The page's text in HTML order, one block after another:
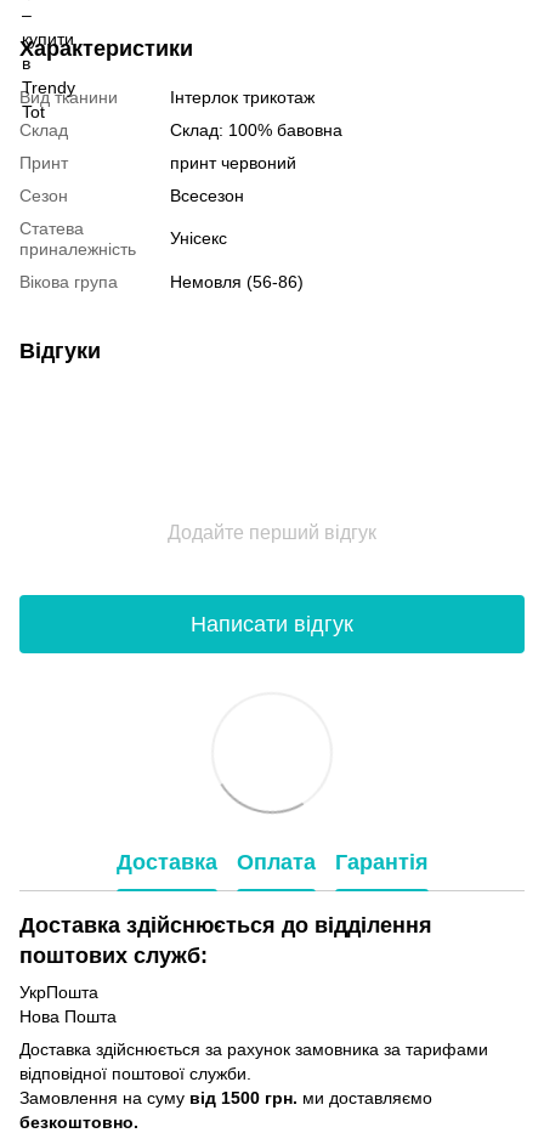
Характеристики
Вид тканини
Інтерлок трикотаж
Склад
Склад: 100% бавовна
Принт
принт червоний
Сезон
Всесезон
Статева
приналежність
Унісекс
Вікова група Немовля (56-86)
Відгуки
Додайте перший відгук
Написати відгук
Доставка Оплата Гарантія
Доставка здійснюється до відділення
поштових служб:
УкрПошта
Нова Пошта
Доставка здійснюється за рахунок замовника за тарифами
відповідної поштової служби.
Замовлення на суму від 1500 грн. ми доставляємо
безкоштовно.